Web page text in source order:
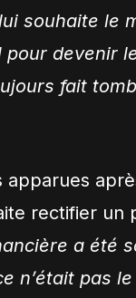
souhaite le
devenir
fait
rectifier un
a été
n’était pas